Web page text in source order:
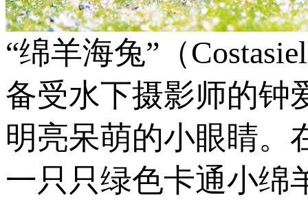
“绵羊海兔”（
备受水下摄影师的钟
明亮呆萌的小眼睛。
一只只绿色卡通小绵